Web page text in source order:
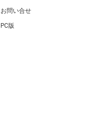
お問い合せ
PC版